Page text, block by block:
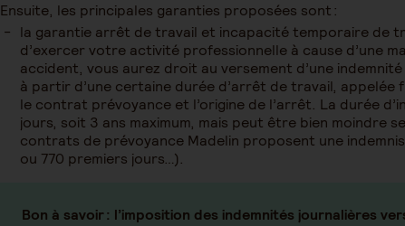
Ensuite, les principales garanties proposées sont :
la garantie arrêt de travail et incapacité temporaire de
d’exercer votre activité professionnelle à cause d’une
accident, vous aurez droit au versement d’une
à partir d’une certaine durée d’arrêt de travail, appelée
le contrat prévoyance et l’origine de l’arrêt. La durée
jours, soit 3 ans maximum, mais peut être bien moindre
contrats de prévoyance Madelin proposent une
ou 770 premiers jours…).
Bon à savoir : l’imposition des indemnités journalières